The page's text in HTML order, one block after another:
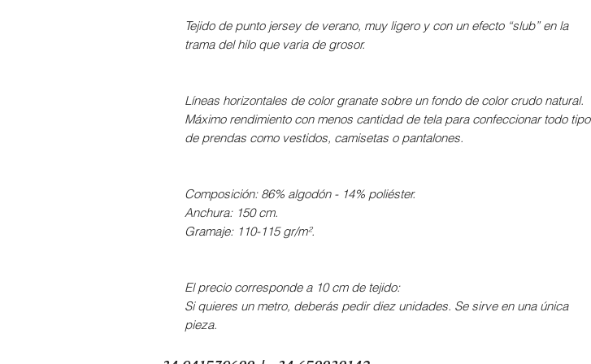
Tejido de punto jersey de verano, muy ligero y con un efecto “slub” en la
trama del hilo que varia de grosor.
Líneas horizontales de color granate sobre un fondo de color crudo natural.
Máximo rendimiento con menos cantidad de tela para confeccionar todo tipo
de prendas como vestidos, camisetas o pantalones.
Composición: 86% algodón - 14% poliéster.
Anchura: 150 cm.
Gramaje: 110-115 gr/m².
El precio corresponde a 10 cm de tejido:
Si quieres un metro, deberás pedir diez unidades. Se sirve en una única
pieza.